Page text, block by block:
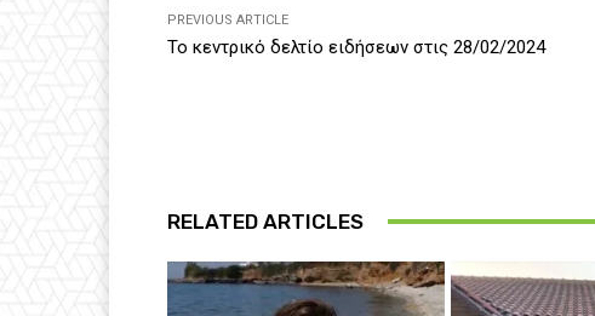
PREVIOUS ARTICLE
Το κεντρικό δελτίο ειδήσεων στις 28/02/2024
RELATED ARTICLES